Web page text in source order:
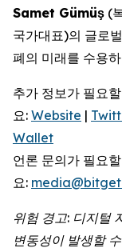
Samet Gümüş (
국가대표)의 글로
폐의 미래를 수용
추가 정보가 필요
요: Website |
Wallet
언론 문의가 필요
요:
위험 경고: 디지털
변동성이 발생할